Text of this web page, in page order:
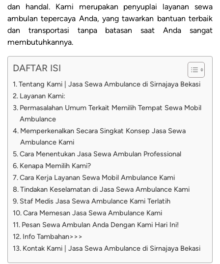
dan handal. Kami merupakan penyuplai layanan sewa
ambulan tepercaya Anda, yang tawarkan bantuan terbaik
dan transportasi tanpa batasan saat Anda sangat
membutuhkannya.
DAFTAR ISI
Tentang Kami | Jasa Sewa Ambulance di Sirnajaya Bekasi
Layanan Kami:
Permasalahan Umum Terkait Memilih Tempat Sewa Mobil
Ambulance
Memperkenalkan Secara Singkat Konsep Jasa Sewa
Ambulance Kami
Cara Menentukan Jasa Sewa Ambulan Professional
Kenapa Memilih Kami?
Cara Kerja Layanan Sewa Mobil Ambulance Kami
Tindakan Keselamatan di Jasa Sewa Ambulance Kami
Staf Medis Jasa Sewa Ambulance Kami Terlatih
Cara Memesan Jasa Sewa Ambulance Kami
Pesan Sewa Ambulan Anda Dengan Kami Hari Ini!
Info Tambahan>>>
Kontak Kami | Jasa Sewa Ambulance di Sirnajaya Bekasi